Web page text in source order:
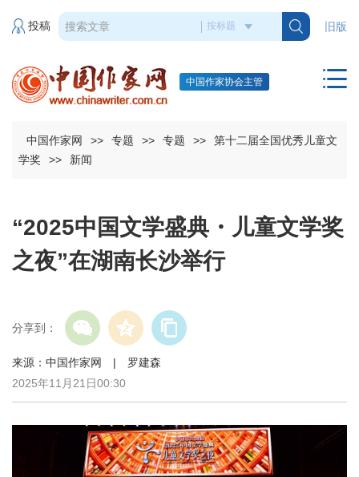
旧版
投稿
中国作家协会主管
中国作家网 >> 专题 >> 专题 >>
第十二届全国优秀儿童文
学奖
>> 新闻
“2025中国文学盛典・儿童文学奖
之夜”在湖南长沙举行
分享到：
来源：中国作家网 | 罗建森
2025年11月21日00:30